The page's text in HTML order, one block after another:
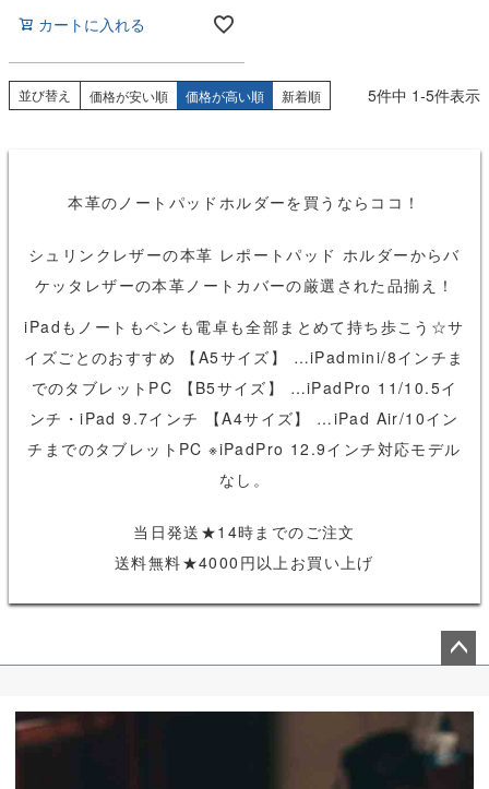
カートに入れる
並び替え 価格が安い順 価格が高い順 新着順 5件中 1-5件表示
本革のノートパッドホルダーを買うならココ！
シュリンクレザーの本革 レポートパッド ホルダーからバ
ケッタレザーの本革ノートカバーの厳選された品揃え！
iPadもノートもペンも電卓も全部まとめて持ち歩こう☆サ
イズごとのおすすめ 【A5サイズ】 …iPadmini/8インチま
でのタブレットPC 【B5サイズ】 …iPadPro 11/10.5イ
ンチ・iPad 9.7インチ 【A4サイズ】 …iPad Air/10イン
チまでのタブレットPC ※iPadPro 12.9インチ対応モデル
なし。
当日発送★14時までのご注文
送料無料★4000円以上お買い上げ
ップ
へ